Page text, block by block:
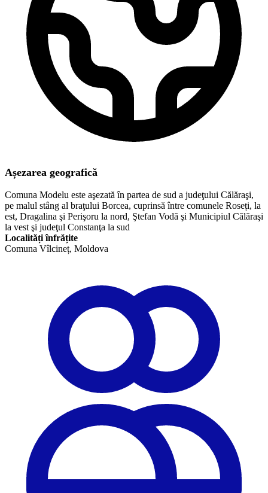
Așezarea geografică
Comuna Modelu este aşezată în partea de sud a judeţului Călăraşi,
pe malul stâng al braţului Borcea, cuprinsă între comunele Roseți, la
est, Dragalina şi Perişoru la nord, Ştefan Vodă şi Municipiul Călăraşi
la vest şi judeţul Constanţa la sud
Localități înfrățite
​Comuna Vîlcineț, Moldova